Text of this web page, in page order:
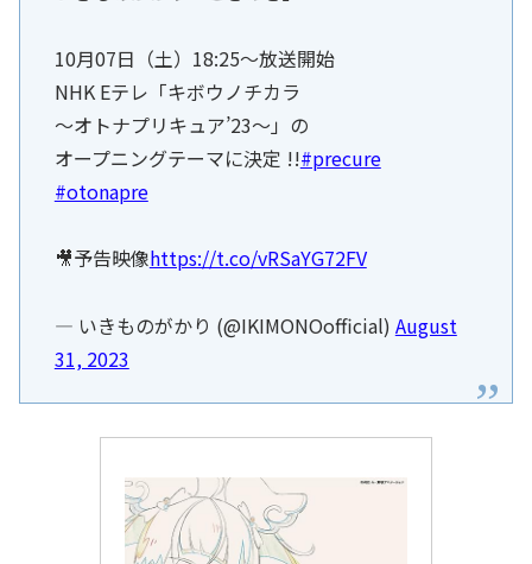
10月07日（土）18:25〜放送開始
NHK Eテレ「キボウノチカラ
～オトナプリキュア’23～」の
オープニングテーマに決定 !!#precure
#otonapre
🎥予告映像https://t.co/vRSaYG72FV
— いきものがかり (@IKIMONOofficial) August
31, 2023